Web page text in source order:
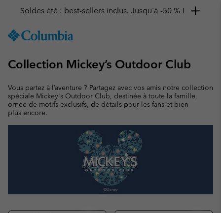
TO
SKIP
NAV
SKIP
Soldes été : best-sellers inclus. Jusqu'à -50 % !
Collection Mickey’s Outdoor Club
Vous partez à l’aventure ? Partagez avec vos amis notre collection
spéciale Mickey's Outdoor Club, destinée à toute la famille,
ornée de motifs exclusifs, de détails pour les fans et bien
plus encore.